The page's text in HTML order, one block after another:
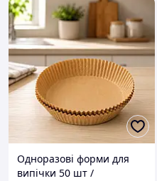
Одноразові форми для
випічки 50 шт /